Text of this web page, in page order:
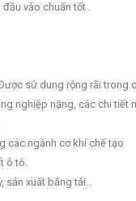
đầu vào chuẩn tốt .
sử dung rộng rãi trong
nghiệp nặng, các chi tiết
các ngành cơ khí chế tạo
ô tô.
sản xuất băng tải…